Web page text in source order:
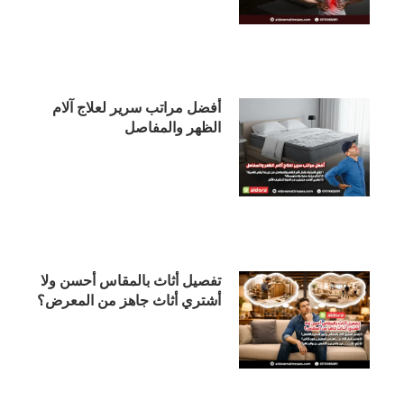
أفضل مراتب سرير لعلاج آلام
الظهر والمفاصل
تفصيل أثاث بالمقاس أحسن ولا
أشتري أثاث جاهز من المعرض؟